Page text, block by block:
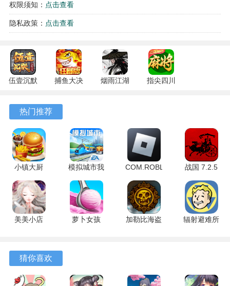
2、事件触发机制设计得很有层次感，校园内各个场景都隐藏
着关键事件，需要玩家主动探索才能解锁更多剧情。
度，好感度达到一定数值后会解锁专属剧情和结局。
4、游戏节奏把控得当，日常校园生活与神秘事件穿插进行，
RIDDLEJOKER游戏优势
1、存档功能很实用，玩家可以在关键选择点存档，方便尝试
不同选项带来的剧情变化，避免重复劳动。
2、角色互动内容丰富，除了主线剧情外，还有大量日常对话
和支线事件，让角色形象更加丰满。
3、游戏难度适中，不需要复杂的操作或策略，剧情体验和角
色互动，适合喜欢故事驱动的玩家。
有明显的翻译腔或生硬表达。
RIDDLEJOKER攻略
权限须知： 点击查看
隐私政策： 点击查看
伍壹沉默
安卓版
捕鱼大决
122.7.291
烟雨江湖
指尖四川
热门推荐
小镇大厨
3.92.0 最新
版
模拟城市我
是市长
2.2.21445.33139
手机版
COM.ROBLOX.CLIENT
2.731.944
安卓版
战国 7.2.5
官方版
美美小店
萝卜女孩
加勒比海盗
辐射避难所
猜你喜欢